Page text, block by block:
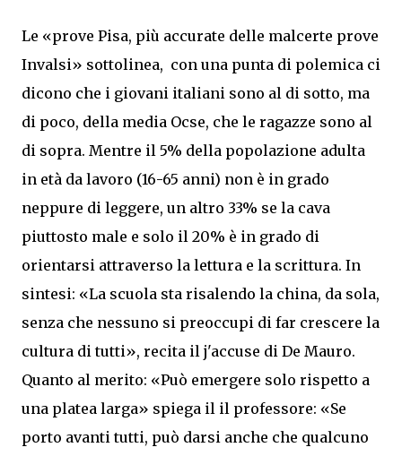
Le «prove Pisa, più accurate delle malcerte prove
Invalsi» sottolinea, con una punta di polemica ci
dicono che i giovani italiani sono al di sotto, ma
di poco, della media Ocse, che le ragazze sono al
di sopra. Mentre il 5% della popolazione adulta
in età da lavoro (16-65 anni) non è in grado
neppure di leggere, un altro 33% se la cava
piuttosto male e solo il 20% è in grado di
orientarsi attraverso la lettura e la scrittura. In
sintesi: «La scuola sta risalendo la china, da sola,
senza che nessuno si preoccupi di far crescere la
cultura di tutti», recita il j'accuse di De Mauro.
Quanto al merito: «Può emergere solo rispetto a
una platea larga» spiega il il professore: «Se
porto avanti tutti, può darsi anche che qualcuno